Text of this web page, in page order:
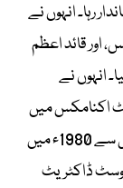
رہا۔ انہوں نے
اکنامکس، اور قائد اعظم
انہوں نے
میں ڈیولپمنٹ اکنامکس میں
ایم اے، اور برطانیہ کے پیسلے کالج آف ٹیکنالوجی سے 1980ء میں
ڈاکٹریٹ